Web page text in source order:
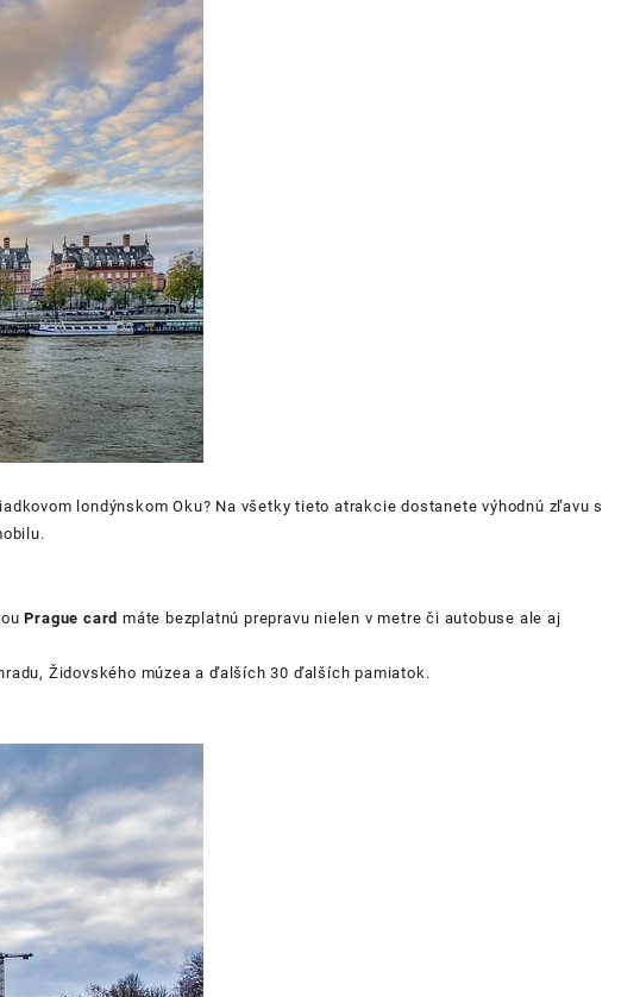
londýnskom Oku? Na všetky tieto atrakcie dostanete výhodnú zľavu s
Prague card máte bezplatnú prepravu nielen v metre či autobuse ale aj
Židovského múzea a ďalších 30 ďalších pamiatok.